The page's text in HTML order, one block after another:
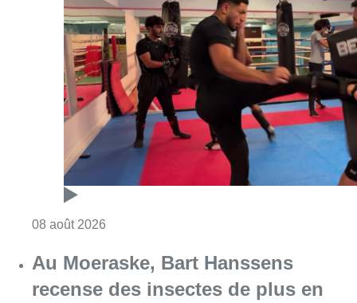
08 août 2026
Au Moeraske, Bart Hanssens
recense des insectes de plus en